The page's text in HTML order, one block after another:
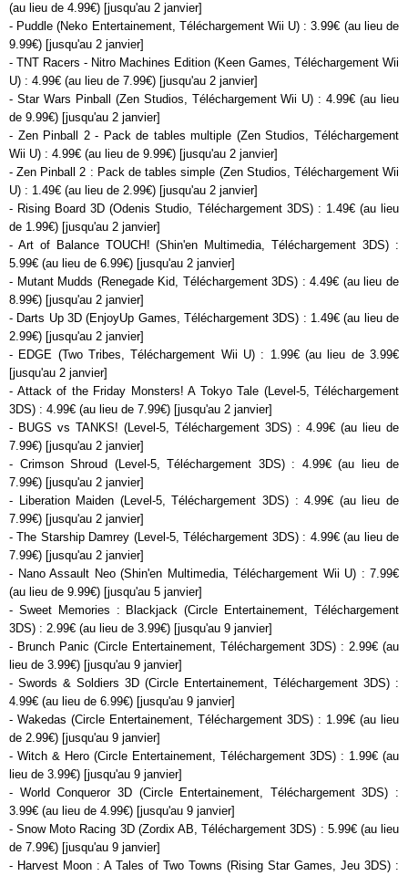
(au lieu de 4.99€) [jusqu'au 2 janvier]
- Puddle (Neko Entertainement, Téléchargement Wii U) : 3.99€ (au lieu de
9.99€) [jusqu'au 2 janvier]
- TNT Racers - Nitro Machines Edition (Keen Games, Téléchargement Wii
U) : 4.99€ (au lieu de 7.99€) [jusqu'au 2 janvier]
- Star Wars Pinball (Zen Studios, Téléchargement Wii U) : 4.99€ (au lieu
de 9.99€) [jusqu'au 2 janvier]
- Zen Pinball 2 - Pack de tables multiple (Zen Studios, Téléchargement
Wii U) : 4.99€ (au lieu de 9.99€) [jusqu'au 2 janvier]
- Zen Pinball 2 : Pack de tables simple (Zen Studios, Téléchargement Wii
U) : 1.49€ (au lieu de 2.99€) [jusqu'au 2 janvier]
- Rising Board 3D (Odenis Studio, Téléchargement 3DS) : 1.49€ (au lieu
de 1.99€) [jusqu'au 2 janvier]
- Art of Balance TOUCH! (Shin'en Multimedia, Téléchargement 3DS) :
5.99€ (au lieu de 6.99€) [jusqu'au 2 janvier]
- Mutant Mudds (Renegade Kid, Téléchargement 3DS) : 4.49€ (au lieu de
8.99€) [jusqu'au 2 janvier]
- Darts Up 3D (EnjoyUp Games, Téléchargement 3DS) : 1.49€ (au lieu de
2.99€) [jusqu'au 2 janvier]
- EDGE (Two Tribes, Téléchargement Wii U) : 1.99€ (au lieu de 3.99€
[jusqu'au 2 janvier]
- Attack of the Friday Monsters! A Tokyo Tale (Level-5, Téléchargement
3DS) : 4.99€ (au lieu de 7.99€) [jusqu'au 2 janvier]
- BUGS vs TANKS! (Level-5, Téléchargement 3DS) : 4.99€ (au lieu de
7.99€) [jusqu'au 2 janvier]
- Crimson Shroud (Level-5, Téléchargement 3DS) : 4.99€ (au lieu de
7.99€) [jusqu'au 2 janvier]
- Liberation Maiden (Level-5, Téléchargement 3DS) : 4.99€ (au lieu de
7.99€) [jusqu'au 2 janvier]
- The Starship Damrey (Level-5, Téléchargement 3DS) : 4.99€ (au lieu de
7.99€) [jusqu'au 2 janvier]
- Nano Assault Neo (Shin'en Multimedia, Téléchargement Wii U) : 7.99€
(au lieu de 9.99€) [jusqu'au 5 janvier]
- Sweet Memories : Blackjack (Circle Entertainement, Téléchargement
3DS) : 2.99€ (au lieu de 3.99€) [jusqu'au 9 janvier]
- Brunch Panic (Circle Entertainement, Téléchargement 3DS) : 2.99€ (au
lieu de 3.99€) [jusqu'au 9 janvier]
- Swords & Soldiers 3D (Circle Entertainement, Téléchargement 3DS) :
4.99€ (au lieu de 6.99€) [jusqu'au 9 janvier]
- Wakedas (Circle Entertainement, Téléchargement 3DS) : 1.99€ (au lieu
de 2.99€) [jusqu'au 9 janvier]
- Witch & Hero (Circle Entertainement, Téléchargement 3DS) : 1.99€ (au
lieu de 3.99€) [jusqu'au 9 janvier]
- World Conqueror 3D (Circle Entertainement, Téléchargement 3DS) :
3.99€ (au lieu de 4.99€) [jusqu'au 9 janvier]
- Snow Moto Racing 3D (Zordix AB, Téléchargement 3DS) : 5.99€ (au lieu
de 7.99€) [jusqu'au 9 janvier]
- Harvest Moon : A Tales of Two Towns (Rising Star Games, Jeu 3DS) :